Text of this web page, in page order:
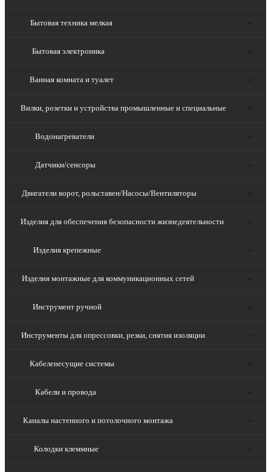
Бытовая техника мелкая
Бытовая электроника
Ванная комната и туалет
Вилки, розетки и устройства промышленные и специальные
Водонагреватели
Датчики/сенсоры
Двигатели ворот, рольставен/Насосы/Вентиляторы
Изделия для обеспечения безопасности жизнедеятельности
Изделия крепежные
Изделия монтажные для коммуникационных сетей
Инструмент ручной
Инструменты для опрессовки, резки, снятия изоляции
Кабеленесущие системы
Кабели и провода
Каналы настенного и потолочного монтажа
Колодки клеммные